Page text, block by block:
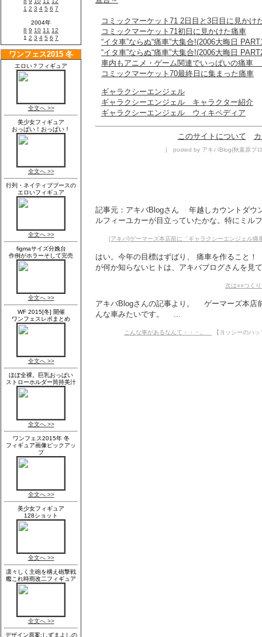
コミックマーケット71 2日目と3日目に見か
コミックマーケット71初日に見かけた痛車
“イタ車”ならぬ“痛車”大集合!(2006大晦日
“イタ車”ならぬ“痛車”大集合!(2006大晦日
車内もアニメ・ゲーム関連でいっぱいの痛車
コミックマーケット70最終日に集まった痛車
ギャラクシーエンジェル
ギャラクシーエンジェル キャラクター紹介
ギャラクシーエンジェル ウィキペディア
このサイトについて
| posted by アキバBlog(秋葉原ブ
記事元：アキバBlogさん 年越しカウントダウ
ルフィーユカーが目立っていたかな。特にミル
[アキバ]ゲーマーズ本店前に「ギャラクシーエンジェル痛
はい。今年の目標はずばり、 痛車を作ること
が何か知らないヒトは、アキバブログさんを見
次は○○つく
アキバBlogさんの記事より。 ゲーマーズ本店
んな車みたいです。 ...
こんな車があるなんて・・・。 【ヨッシーのハ